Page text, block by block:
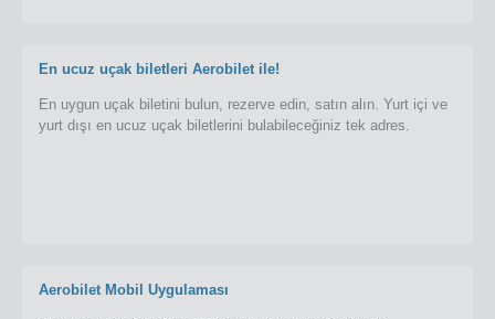
En ucuz uçak biletleri Aerobilet ile!
En uygun uçak biletini bulun, rezerve edin, satın alın. Yurt içi ve
yurt dışı en ucuz uçak biletlerini bulabileceğiniz tek adres.
Aerobilet Mobil Uygulaması